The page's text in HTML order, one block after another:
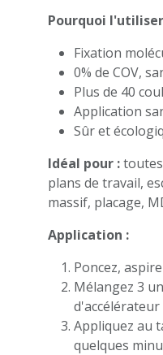
Pourquoi
Fixation
0% de COV,
Plus de 40
Application
Sûr et
Idéal pour :
plans de travail,
massif, placage,
Application :
Poncez,
Mélangez 3
d'accélérateur
Appliquez au
quelques